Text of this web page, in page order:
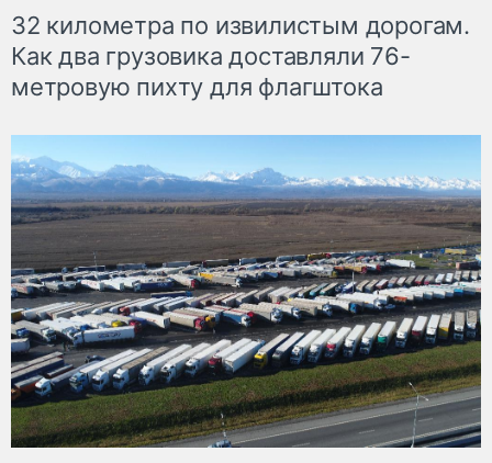
32 километра по извилистым дорогам.
Как два грузовика доставляли 76-
метровую пихту для флагштока